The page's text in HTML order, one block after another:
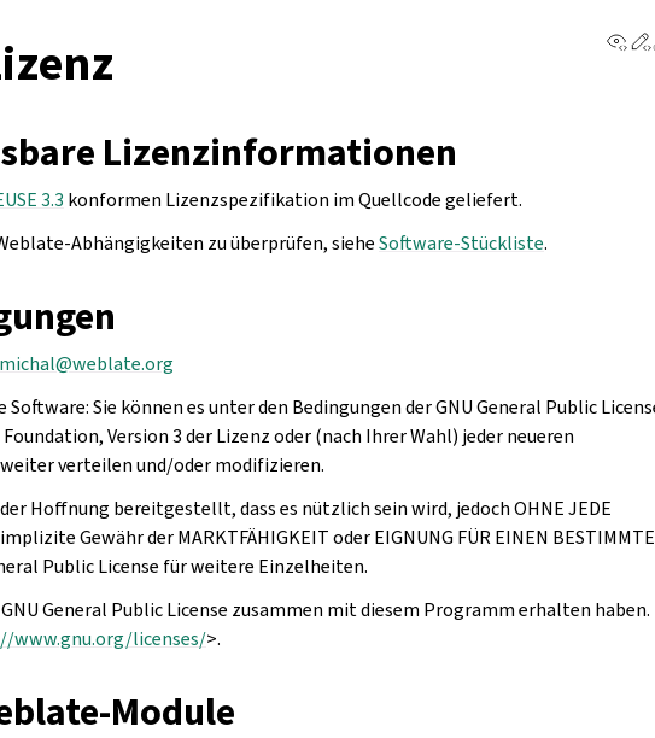
Lizenzinformationen
3.3 konformen Lizenzspezifikation im Quellcode geliefert.
Abhängigkeiten zu überprüfen, sieheSoftware-Stückliste.
michal@weblate.org
Sie können es unter den Bedingungen der GNU General Public
Version 3 der Lizenz oder (nach Ihrer Wahl) jeder neueren
verteilen und/oder modifizieren.
Hoffnung bereitgestellt, dass es nützlich sein wird, jedoch OHNE JEDE
Gewähr der MARKTFÄHIGKEIT oder EIGNUNG FÜR EINEN
Public License für weitere Einzelheiten.
General Public License zusammen mit diesem Programm erhalten haben.
www.gnu.org/licenses/>.
Module